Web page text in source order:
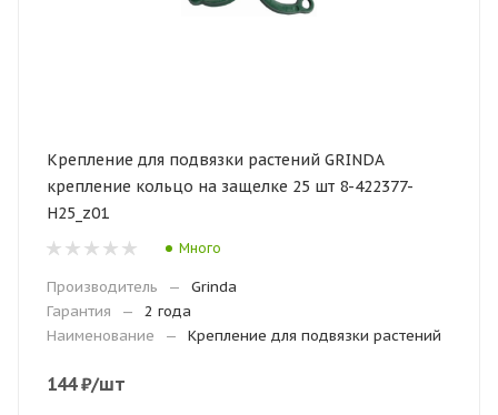
Крепление для подвязки растений GRINDA
крепление кольцо на защелке 25 шт 8-422377-
H25_z01
Много
Производитель —
Grinda
Гарантия
—
2 года
Наименование
— Крепление для подвязки растений
144₽/шт